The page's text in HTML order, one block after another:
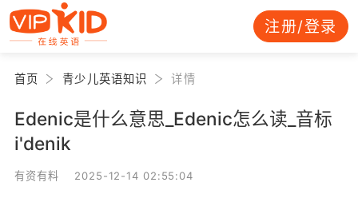
注册/登录
首页 青少儿英语知识 详情
Edenic是什么意思_Edenic怎么读_音标
i'denik
有资有料 2025-12-14 02:55:04